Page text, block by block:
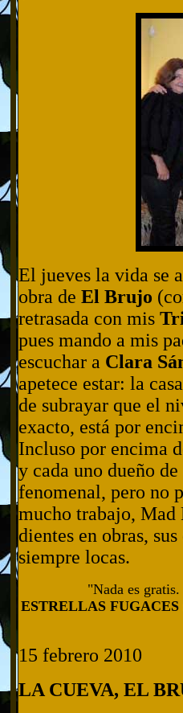
El jueves la vida se
obra de El Brujo
retrasada con mis
pues mando a mis
escuchar a Clara
apetece estar: la
de subrayar que el
exacto, está por
Incluso por encima
y cada uno dueño
fenomenal, pero no
mucho trabajo, Mad
dientes en obras,
siempre locas.
"Nada es
ESTRELLAS FUGACES
15 febrero 2010
LA CUEVA, EL